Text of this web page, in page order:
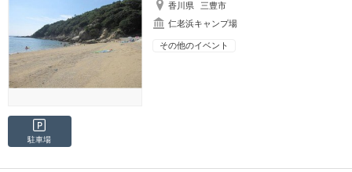
香川県
三豊市
仁老浜キャンプ場
その他のイベント
駐車場